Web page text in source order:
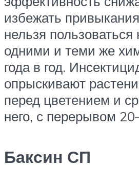
избежать
нельзя пользоваться
одними и теми же
года в год.
опрыскивают
перед цветением и
него, с перерывом
Баксин СП